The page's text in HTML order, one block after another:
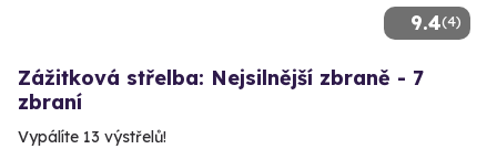
9.4(4)
Zážitková střelba: Nejsilnější zbraně - 7
zbraní
Vypálíte 13 výstřelů!